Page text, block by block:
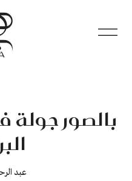
بالصور جولة
عبد